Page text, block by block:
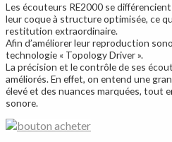
Les écouteurs RE2000 se
leur coque à structure optimisée, ce
restitution extraordinaire.
Afin d’améliorer leur reproduction
technologie « Topology Driver ».
La précision et le contrôle de ses
améliorés. En effet, on entend une
élevé et des nuances marquées, tout
sonore.